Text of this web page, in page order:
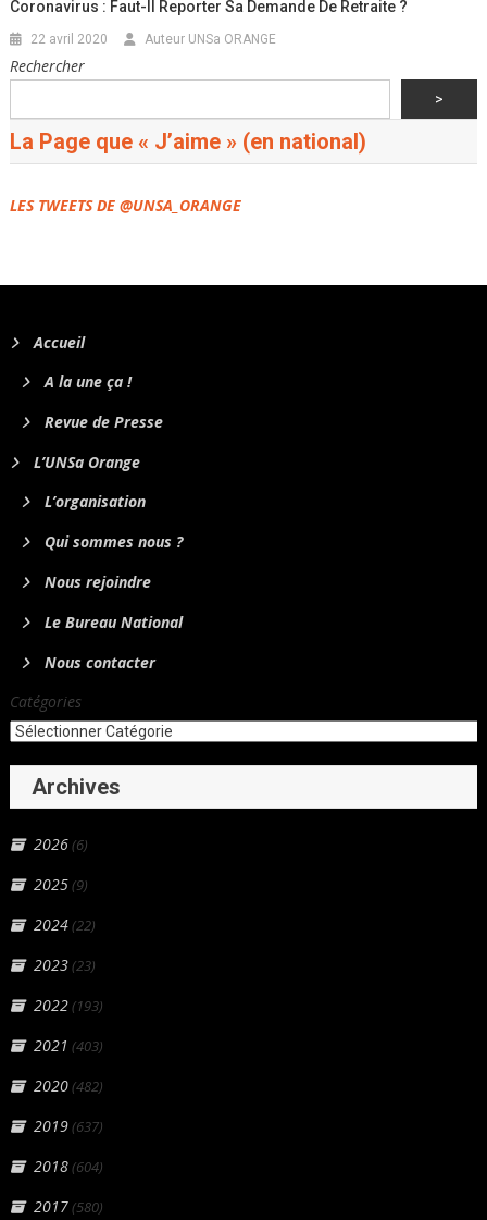
Coronavirus : Faut-Il Reporter Sa Demande De Retraite ?
22 avril 2020 Auteur UNSa ORANGE
Rechercher
>
La Page que « J’aime » (en national)
LES TWEETS DE @UNSA_ORANGE
Accueil
A la une ça !
Revue de Presse
L’UNSa Orange
L’organisation
Qui sommes nous ?
Nous rejoindre
Le Bureau National
Nous contacter
Catégories
Archives
2026(6)
2025(9)
2024(22)
2023(23)
2022(193)
2021 (403)
2020(482)
2019(637)
2018(604)
2017(580)